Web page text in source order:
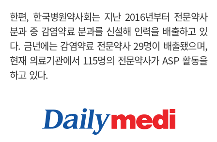
한편, 한국병원약사회는 지난 2016년부터 전문약사
분과 중 감염약료 분과를 신설해 인력을 배출하고 있
다. 금년에는 감염약료 전문약사 29명이 배출됐으며,
현재 의료기관에서 115명의 전문약사가 ASP 활동을
하고 있다.